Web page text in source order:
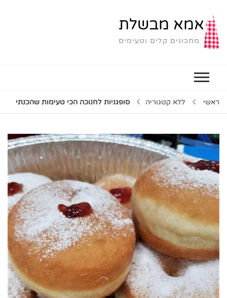
אמא מבשלת
מתכונים קלים וטעימים
ראשי ללא קטגוריה סופגניות לחנוכה הכי טעימות שהכנתי